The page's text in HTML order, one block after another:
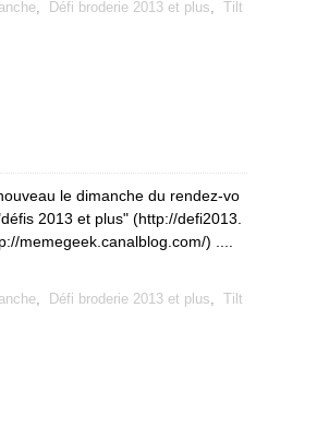
, Défi broderie 2013 et plus, Tilt
le dimanche du rendez-vo
2013 et plus" (http://defi2013.
memegeek.canalblog.com/) ....
, Défi broderie 2013 et plus, Tilt